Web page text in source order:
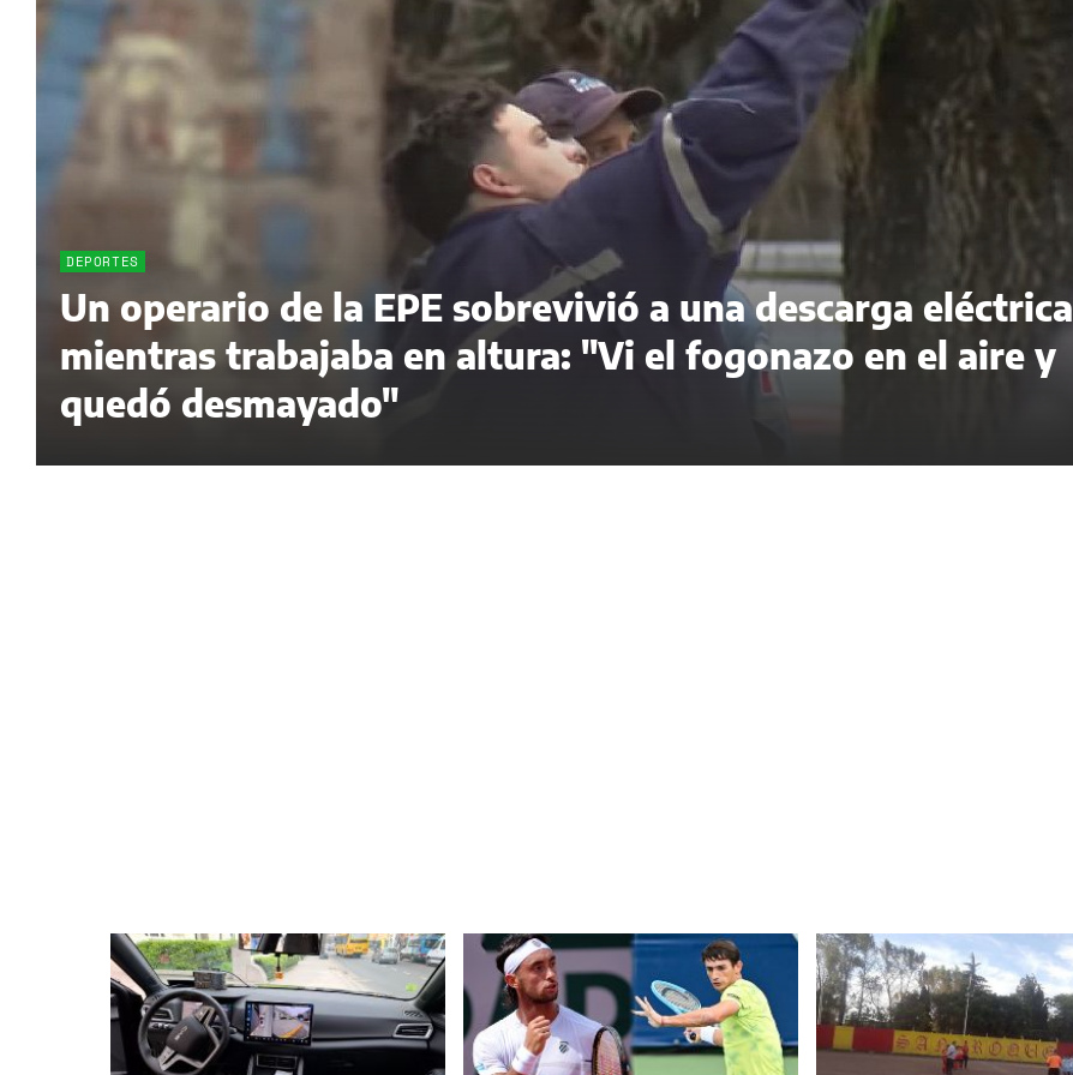
DEPORTES
Un operario de la EPE sobrevivió a una descarga eléctrica
mientras trabajaba en altura: "Vi el fogonazo en el aire y
quedó desmayado"